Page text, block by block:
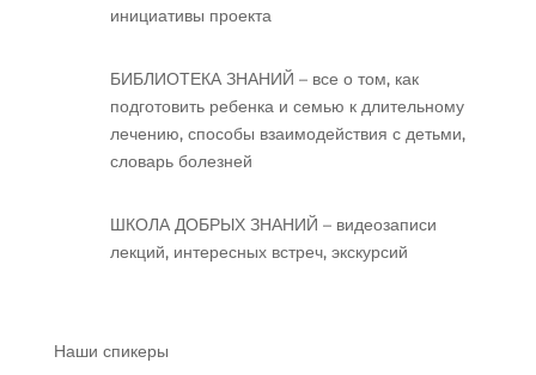
инициативы проекта
БИБЛИОТЕКА ЗНАНИЙ – все о том, как
подготовить ребенка и семью к длительному
лечению, способы взаимодействия с детьми,
словарь болезней
ШКОЛА ДОБРЫХ ЗНАНИЙ – видеозаписи
лекций, интересных встреч, экскурсий
Наши спикеры